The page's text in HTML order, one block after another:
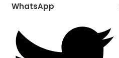
WhatsApp